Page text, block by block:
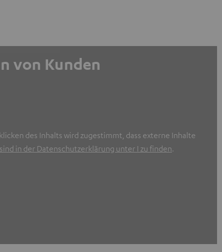
von Kunden
des Inhalts wird zugestimmt, dass externe Inhalte
in der Datenschutzerklärung unter I zu finden.